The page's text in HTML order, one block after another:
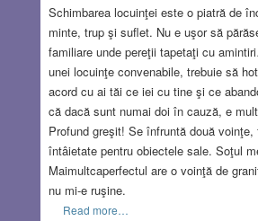
Schimbarea locuinţei este o piatră de
minte, trup şi suflet. Nu e uşor să
familiare unde pereţii tapetaţi cu
unei locuinţe convenabile, trebuie să
acord cu ai tăi ce iei cu tine şi ce
că dacă sunt numai doi în cauză, e
Profund greşit! Se înfruntă două voinţe,
întâietate pentru obiectele sale. Soţul
Maimultcaperfectul are o voinţă de
nu mi-e ruşine.
Read more…